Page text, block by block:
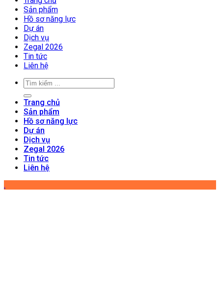
Sản phẩm
Hồ sơ năng lực
Dự án
Dịch vụ
Zegal 2026
Tin tức
Liên hệ
Trang chủ
Sản phẩm
Hồ sơ năng lực
Dự án
Dịch vụ
Zegal 2026
Tin tức
Liên hệ
.